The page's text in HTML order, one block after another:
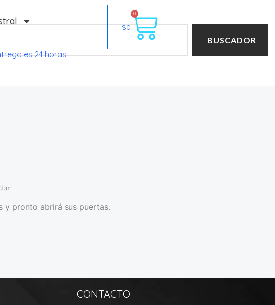
BUSCADOR
es 24 horas
$0
0
Cart
y pronto abrirá sus puertas.
CONTACTO